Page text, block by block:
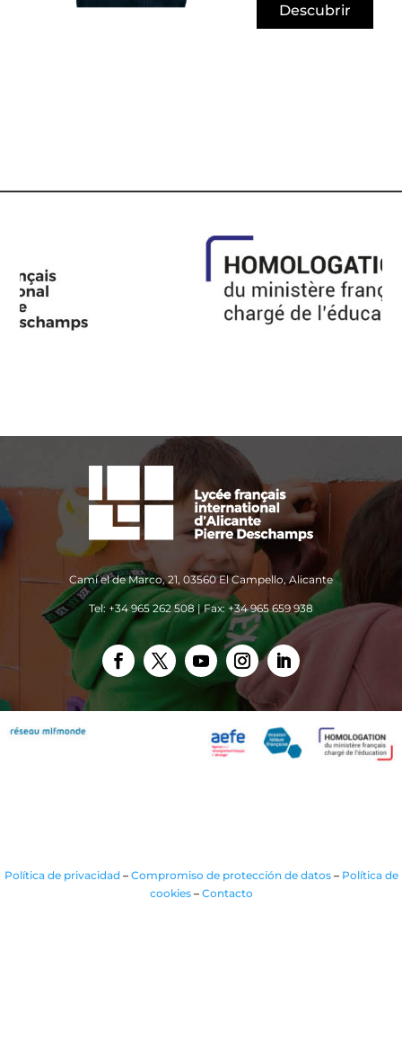
Descubrir
Camí el de Marco, 21, 03560 El Campello, Alicante
Tel: +34 965 262 508 | Fax: +34 965 659 938
Política de privacidad – Compromiso de protección de datos– Política de
cookies– Contacto